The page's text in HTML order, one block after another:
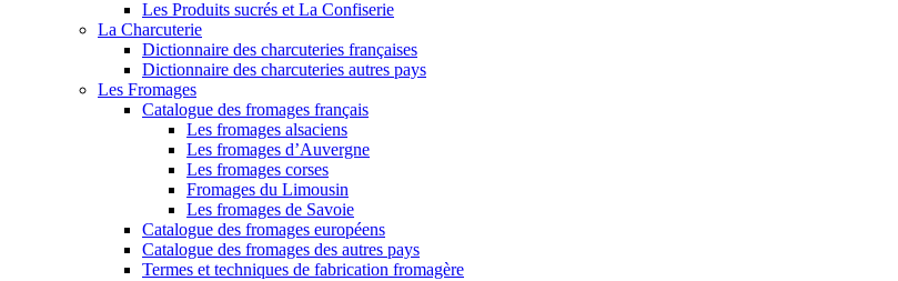
Les Produits sucrés et La Confiserie
La Charcuterie
Dictionnaire des charcuteries françaises
Dictionnaire des charcuteries autres pays
Les Fromages
Catalogue des fromages français
Les fromages alsaciens
Les fromages d’Auvergne
Les fromages corses
Fromages du Limousin
Les fromages de Savoie
Catalogue des fromages européens
Catalogue des fromages des autres pays
Termes et techniques de fabrication fromagère